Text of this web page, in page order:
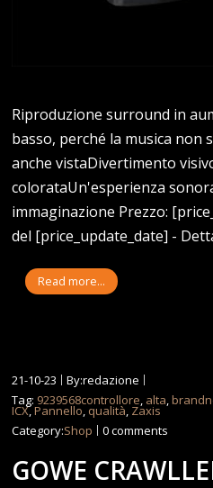
Riproduzione surround in
basso, perché la musica non
anche vistaDivertimento
colorataUn'esperienza
immaginazione Prezzo:
del [price_update_date] -
Read more...
21-10-23
By:redazione
Tag: 9239568controllore, alta,
ICX,Pannello, qualità, Zaxis
Category:Shop 0 comments
GOWE